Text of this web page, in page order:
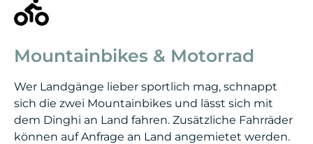
Mountainbikes & Motorrad
Wer Landgänge lieber sportlich mag, schnappt
sich die zwei Mountainbikes und lässt sich mit
dem Dinghi an Land fahren. Zusätzliche Fahrräder
können auf Anfrage an Land angemietet werden.